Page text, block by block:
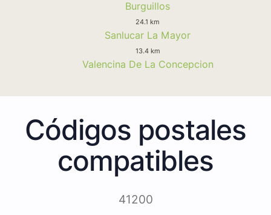
Burguillos
24.1 km
Sanlucar La Mayor
13.4 km
Valencina De La Concepcion
Códigos postales
compatibles
41200